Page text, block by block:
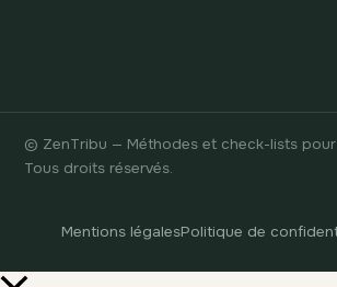
© ZenTribu — Méthodes et check-lists
Tous droits réservés.
Mentions légalesPolitique de